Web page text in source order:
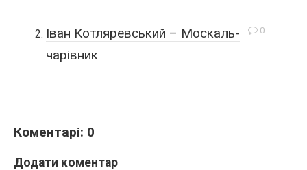
0
Іван Котляревський – Москаль-
чарівник
Коментарі: 0
Додати коментар